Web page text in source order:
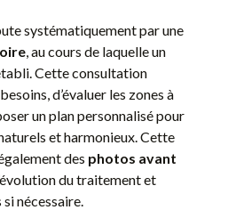
systématiquement par une
, au cours de laquelle un
Cette consultation
d’évaluer les zones à
un plan personnalisé pour
et harmonieux. Cette
des photos avant
du traitement et
nécessaire.